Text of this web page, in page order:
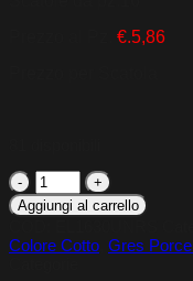
€.5,86
16.5x30
ElementoTerminale
a
Unit
Aggiungi al carrello
Colore Cotto Gres